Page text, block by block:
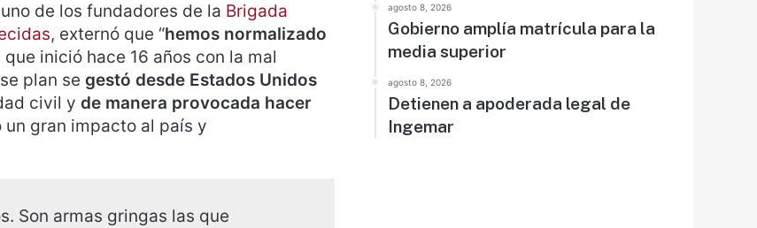
de los fundadores de la Brigada
externó que “hemos normalizado
inició hace 16 años con la mal
plan se gestó desde Estados Unidos
civil y de manera provocada hacer
un gran impacto al país y
Son armas gringas las que
agosto 8, 2026
Gobierno amplía matrícula para la
media superior
agosto 8, 2026
Detienen a apoderada legal de
Ingemar